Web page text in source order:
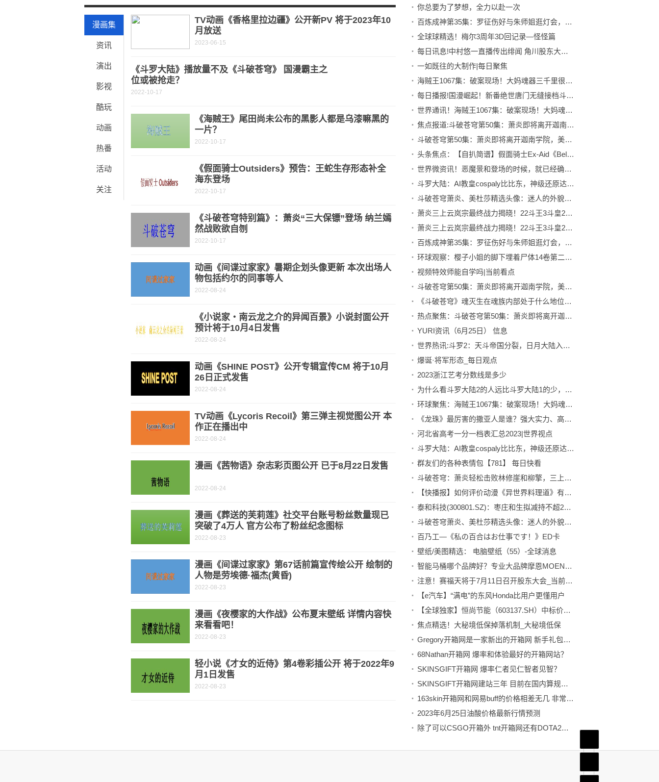
漫画集
资讯
演出
影视
酷玩
动画
热番
活动
关注
TV动画《香格里拉边疆》公开新PV 将于2023年10
月放送
2023-06-15
《斗罗大陆》播放量不及《斗破苍穹》 国漫霸主之
位或被抢走？
2022-10-17
《海贼王》尾田尚未公布的黑影人都是乌漆嘛黑的
一片？
2022-10-17
《假面骑士Outsiders》预告：王蛇生存形态补全
海东登场
2022-10-17
《斗破苍穹特别篇》：萧炎“三大保镖”登场 纳兰嫣
然战败欲自刎
2022-10-17
动画《间谍过家家》暑期企划头像更新 本次出场人
物包括约尔的同事等人
2022-08-24
《小说家・南云龙之介的异闻百景》小说封面公开
预计将于10月4日发售
2022-08-24
动画《SHINE POST》公开专辑宣传CM 将于10月
26日正式发售
2022-08-24
TV动画《Lycoris Recoil》第三弹主视觉图公开 本
作正在播出中
2022-08-24
漫画《茜物语》杂志彩页图公开 已于8月22日发售
2022-08-24
漫画《葬送的芙莉莲》社交平台账号粉丝数量现已
突破了4万人 官方公布了粉丝纪念图标
2022-08-23
漫画《间谍过家家》第67话前篇宣传绘公开 绘制的
人物是劳埃德·福杰(黄昏)
2022-08-23
漫画《夜樱家的大作战》公布夏末壁纸 详情内容快
来看看吧！
2022-08-23
轻小说《才女的近侍》第4卷彩插公开 将于2022年9
月1日发售
2022-08-23
你总要为了梦想，全力以赴一次
百炼成神第35集：罗征伤好与朱师姐逛灯会，妖族半夜进攻白帝城 焦点资讯
全球球精选！梅尔3周年3D回记录—怪怪篇
每日讯息!中村悠一直播传出绯闻 角川股东大会舰娘被喷
一如既往的大制作|每日聚焦
海贼王1067集：破案现场！大妈魂器三千里很像修女，罗打穿岩浆洞
每日播报!国漫崛起！新番绝世唐门无缝接档斗罗大陆1！牛啊牛啊！
世界通讯！海贼王1067集：破案现场！大妈魂器三千里很像修女，罗打穿岩浆洞
焦点报道:斗破苍穹第50集：萧炎即将离开迦南学院，美杜莎女王回到加玛帝国
斗破苍穹第50集：萧炎即将离开迦南学院，美杜莎女王回到加玛帝国
头条焦点：【自扒简谱】假面骑士Ex-Aid《Believer》（外传三部曲Genm x Lazer外传ed）
世界微资讯！恶魔景和登场的时候，就已经确定武神之剑形态，果然伏笔早已埋下
斗罗大陆：AI教皇cospaly比比东，神级还原达到，千寻疾的快乐
斗破苍穹萧炎、美杜莎精选头像：迷人的外貌和强大的战斗能力
萧炎三上云岚宗最终战力揭晓！22斗王3斗皇2斗宗，动画组强加战力
萧炎三上云岚宗最终战力揭晓！22斗王3斗皇2斗宗，动画组强加战力
百炼成神第35集：罗征伤好与朱师姐逛灯会，妖族半夜进攻白帝城
环球观察：樱子小姐的脚下埋着尸体14卷第二章： 夜啼神猫头鹰为恶梦而歌11
视频特效师能自学吗|当前看点
斗破苍穹第50集：萧炎即将离开迦南学院，美杜莎女王回到加玛帝国_观天下
《斗破苍穹》魂灭生在魂族内部处于什么地位?魂族的守护者和领袖
热点聚焦：斗破苍穹第50集：萧炎即将离开迦南学院，美杜莎女王回到加玛帝国
YURI资讯（6月25日） 信息
世界热讯:斗罗2：天斗帝国分裂，日月大陆入侵，导演被迫修改千仞雪的结局
爆诞·将军形态_每日观点
2023浙江艺考分数线是多少
为什么看斗罗大陆2的人远比斗罗大陆1的少，只因为有这两个原因 全球快资讯
环球聚焦：海贼王1067集：破案现场！大妈魂器三千里很像修女，罗打穿岩浆洞
《龙珠》最厉害的撒亚人是谁？强大实力、高超战斗技巧和坚定意志 最资讯
河北省高考一分一档表汇总2023|世界视点
斗罗大陆：AI教皇cospaly比比东，神级还原达到，千寻疾的快乐
群友们的各种表情包【781】 每日快看
斗破苍穹：萧炎轻松击败林修崖和柳擎，三上云岚宗要来临了
【快播报】如何评价动漫《异世界料理道》有趣的剧情，丰富的食物，冒险盛宴
泰和科技(300801.SZ)：枣庄和生拟减持不超232.2万股
斗破苍穹萧炎、美杜莎精选头像：迷人的外貌和强大的战斗能力 热门
百乃工—《私の百合はお仕事です！》ED卡
壁纸/美图精选： 电脑壁纸（55）-全球消息
智能马桶哪个品牌好？专业大品牌摩恩MOEN带来品质之选
注意！赛福天将于7月11日召开股东大会_当前聚焦
【e汽车】“满电”的东风Honda比用户更懂用户
【全球独家】恒尚节能（603137.SH）中标价值1.028亿元重大工程项目
焦点精选！大秘境低保掉落机制_大秘境低保
Gregory开箱网是一家新出的开箱网 新手礼包丰厚？
68Nathan开箱网 爆率和体验最好的开箱网站？
SKINSGIFT开箱网 爆率仁者见仁智者见智？
SKINSGIFT开箱网建站三年 目前在国内算规模不小？
163skin开箱网和网易buff的价格相差无几 非常正规？
2023年6月25日油酸价格最新行情预测
除了可以CSGO开箱外 tnt开箱网还有DOTA2开箱？